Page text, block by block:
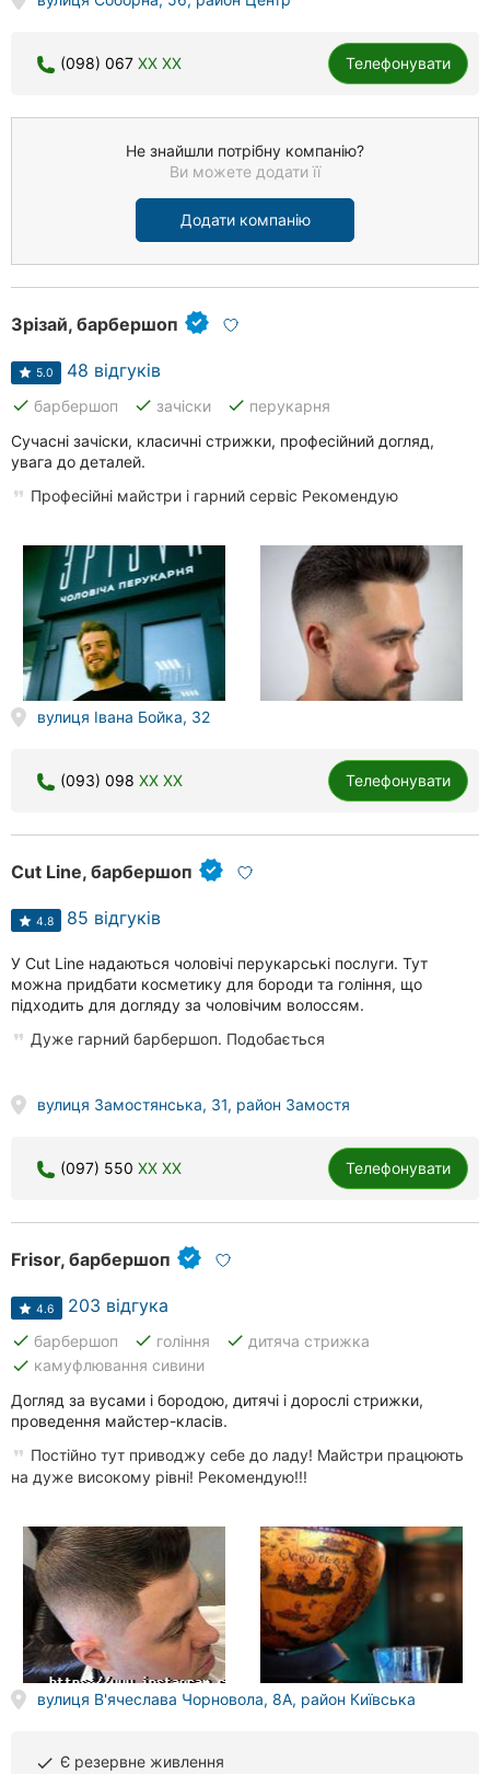
(098) 067 XX XX Телефонувати
Не знайшли потрібну компанію?
Ви можете додати її
Додати компанію
Зрізай, барбершоп
5.0 48 відгуків
done барбершоп done зачіски done перукарня
Сучасні зачіски, класичні стрижки, професійний догляд,
увага до деталей.
Професійні майстри і гарний сервіс Рекомендую
вулиця Івана Бойка, 32
(093) 098 XX XX Телефонувати
Cut Line, барбершоп
4.8 85 відгуків
У Cut Line надаються чоловічі перукарські послуги. Тут
можна придбати косметику для бороди та гоління, що
підходить для догляду за чоловічим волоссям.
Дуже гарний барбершоп. Подобається
вулиця Замостянська, 31, район Замостя
(097) 550 XX XX Телефонувати
Frisor, барбершоп
4.6 203 відгука
done барбершоп done гоління done дитяча стрижка
done камуфлювання сивини
Догляд за вусами і бородою, дитячі і дорослі стрижки,
проведення майстер-класів.
Постійно тут приводжу себе до ладу! Майстри працюють
на дуже високому рівні! Рекомендую!!!
вулиця В'ячеслава Чорновола, 8А, район Київська
done Є резервне живлення